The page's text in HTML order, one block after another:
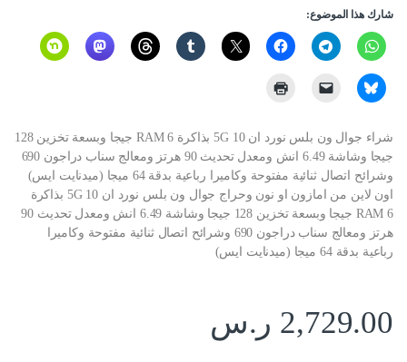
شارك هذا الموضوع:
شراء جوال ون بلس نورد ان 10 5G بذاكرة RAM 6 جيجا وبسعة تخزين 128
جيجا وشاشة 6.49 انش ومعدل تحديث 90 هرتز ومعالج سناب دراجون 690
وشرائح اتصال ثنائية مفتوحة وكاميرا رباعية بدقة 64 ميجا (ميدنايت ايس)
اون لاين من امازون او نون وحراج جوال ون بلس نورد ان 10 5G بذاكرة
RAM 6 جيجا وبسعة تخزين 128 جيجا وشاشة 6.49 انش ومعدل تحديث 90
هرتز ومعالج سناب دراجون 690 وشرائح اتصال ثنائية مفتوحة وكاميرا
رباعية بدقة 64 ميجا (ميدنايت ايس)
2,729.00 ر.س